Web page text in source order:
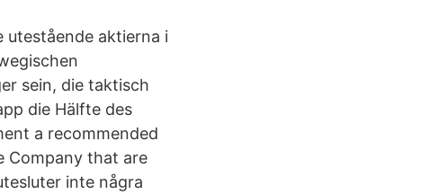
utestående aktierna i
sein, die taktisch
die Hälfte des
a recommended
Company that are
inte några